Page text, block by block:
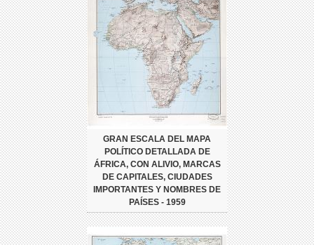
GRAN ESCALA DEL MAPA
POLÍTICO DETALLADA DE
ÁFRICA, CON ALIVIO, MARCAS
DE CAPITALES, CIUDADES
IMPORTANTES Y NOMBRES DE
PAÍSES - 1959